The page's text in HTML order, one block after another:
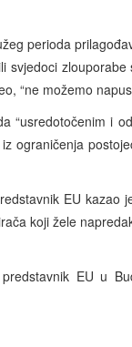
perioda
svjedoci
“ne možemo
“usredotočenim i
ograničenja
EU kazao
koji žele
EU u